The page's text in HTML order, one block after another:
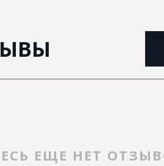
ЕЩЕ НЕТ